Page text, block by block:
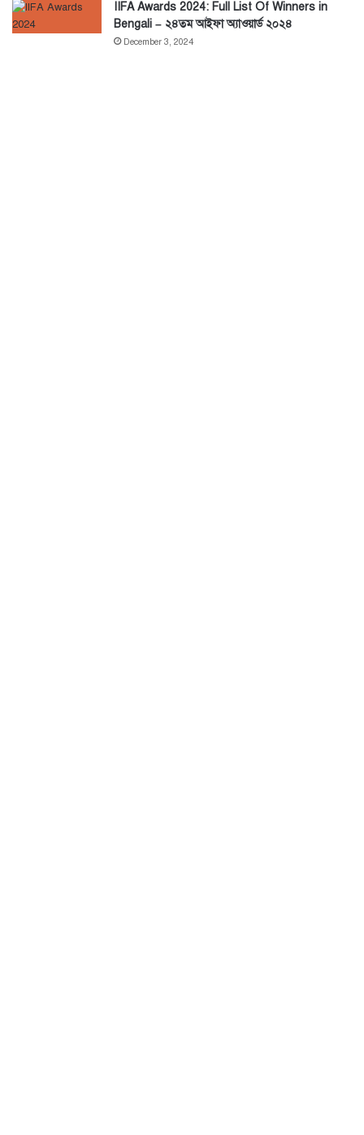
IIFA Awards 2024: Full List Of Winners in
Bengali – ২৪তম আইফা অ্যাওয়ার্ড ২০২৪
December 3, 2024